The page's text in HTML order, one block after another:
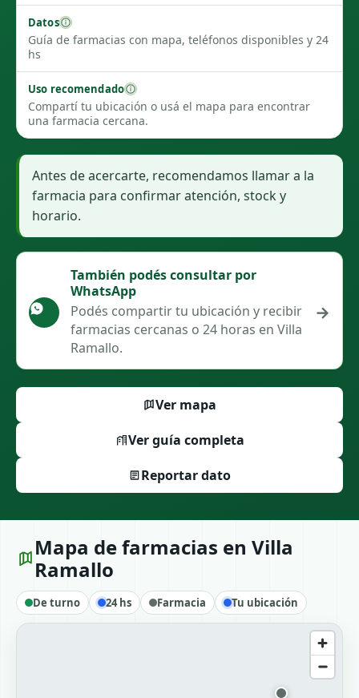
Datos
Guía de farmacias con mapa, teléfonos disponibles y 24
hs
Uso recomendado
Compartí tu ubicación o usá el mapa para encontrar
una farmacia cercana.
Antes de acercarte, recomendamos llamar a la
farmacia para confirmar atención, stock y
horario.
También podés consultar por
WhatsApp
Podés compartir tu ubicación y recibir
farmacias cercanas o 24 horas en Villa
Ramallo.
→
Ver mapa
Ver guía completa
Reportar dato
Mapa de farmacias en Villa
Ramallo
De turno 24 hs Farmacia Tu ubicación